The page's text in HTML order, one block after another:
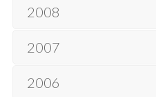
2008
2007
2006